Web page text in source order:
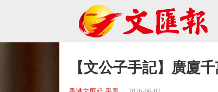
【文公子手記】廣廈